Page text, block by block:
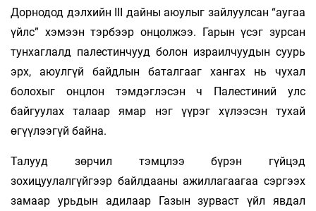
Дорнодод дэлхийн III дайны аюулыг зайлуулсан “аугаа
үйлс” хэмээн тэрбээр онцолжээ. Гарын үсэг зурсан
тунхаглалд палестинчууд болон израилчуудын суурь
эрх, аюулгүй байдлын баталгааг хангах нь чухал
болохыг онцлон тэмдэглэсэн ч Палестиний улс
байгуулах талаар ямар нэг үүрэг хүлээсэн тухай
өгүүлээгүй байна.
Талууд зөрчил тэмцлээ бүрэн гүйцэд
зохицуулалгүйгээр байлдааны ажиллагаагаа сэргээх
замаар урьдын адилаар Газын зурваст үйл явдал